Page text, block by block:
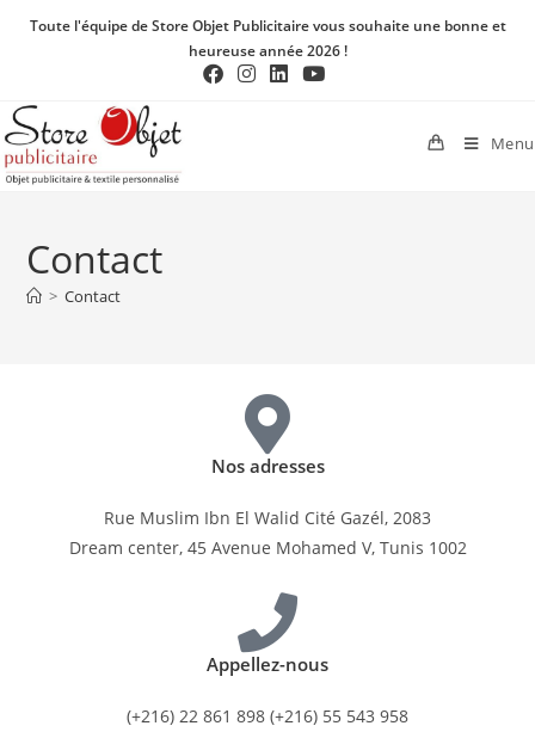
Toute l'équipe de Store Objet Publicitaire vous souhaite une bonne et
heureuse année 2026 !
Menu
Contact
> Contact
Nos adresses
Rue Muslim Ibn El Walid Cité Gazél, 2083
Dream center, 45 Avenue Mohamed V, Tunis 1002
Appellez-nous
(+216) 22 861 898 (+216) 55 543 958